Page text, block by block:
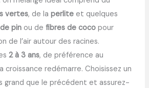
vertes, de laperlite et quelques
pin ou defibres de coco pour
de l’air autour des racines.
2 à 3 ans, de préférence au
croissance redémarre. Choisissez un
grand que le précédent et assurez-